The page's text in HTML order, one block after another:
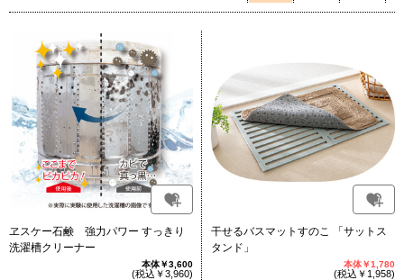
ヱスケー石鹸 強力パワー すっきり
洗濯槽クリーナー
本体￥3,600
(税込￥3,960)
干せるバスマットすのこ 「サットス
タンド」
本体￥1,780
(税込￥1,958)